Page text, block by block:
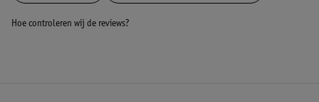
Hoe controleren wij de reviews?